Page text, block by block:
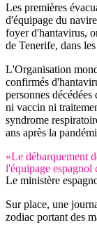
Les premières
d'équipage du
foyer d'hantavirus,
de Tenerife, dans
L'Organisation
confirmés
personnes
ni vaccin ni
syndrome
ans après la
«Le débarquement
l'équipage espagnol
Le ministère
Sur place, une
zodiac portant des